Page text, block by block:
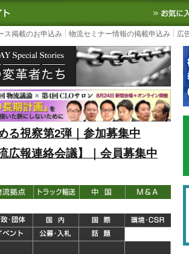
大の物流ニュースサイト3PL, SCMなど国内外の最
ス掲載のお申込み 物流セミナー情報の掲載申込み 広
る視察第2弾｜参加募集中
広報連絡会議】｜会員募集中